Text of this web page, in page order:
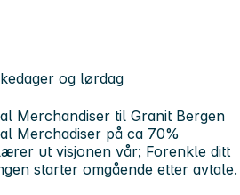
og lørdag
Merchandiser til Granit Bergen
Merchadiser på ca 70%
ut visjonen vår; Forenkle ditt
starter omgående etter avtale.